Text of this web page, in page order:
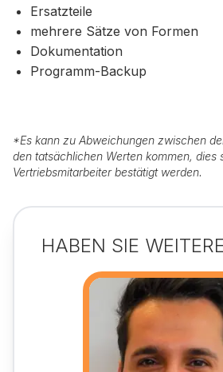
Ersatzteile
mehrere Sätze von Formen
Dokumentation
Programm-Backup
*Es kann zu Abweichungen zwischen
den tatsächlichen Werten kommen, dies
Vertriebsmitarbeiter bestätigt werden.
HABEN SIE